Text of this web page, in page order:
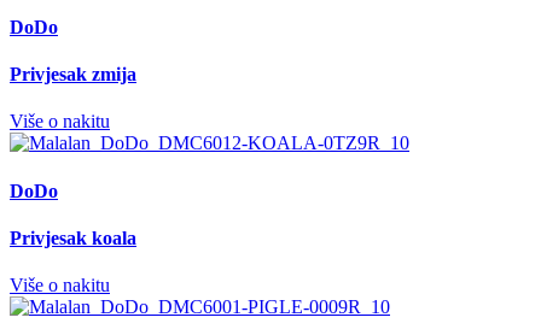
DoDo
Privjesak zmija
Više o nakitu
DoDo
Privjesak koala
Više o nakitu